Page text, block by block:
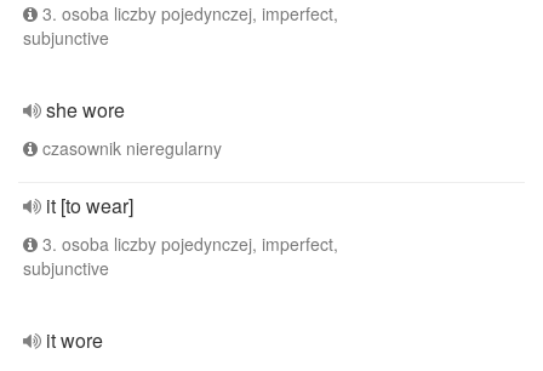
3. osoba liczby pojedynczej, imperfect,
subjunctive
she wore
czasownik nieregularny
it [to wear]
3. osoba liczby pojedynczej, imperfect,
subjunctive
it wore